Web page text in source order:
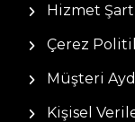
Hizmet
Çerez
Müşteri
Kişisel